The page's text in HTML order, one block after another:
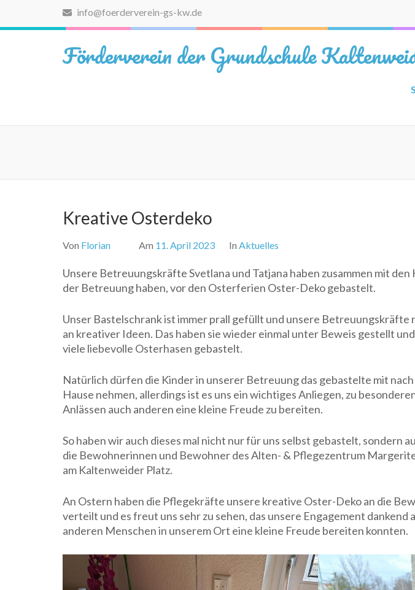
(Eingabetaste
info@foerderverein-gs-kw.de
Förderverein der Grundschule
Kreative Osterdeko
Von Florian Am 11. April 2023 In Aktuelles
Unsere Betreuungskräfte Svetlana und Tatjana haben zusammen mit den
der Betreuung haben, vor den Osterferien Oster-Deko gebastelt.
Unser Bastelschrank ist immer prall gefüllt und unsere Betreuungskräfte
an kreativer Ideen. Das haben sie wieder einmal unter Beweis gestellt
viele liebevolle Osterhasen gebastelt.
Natürlich dürfen die Kinder in unserer Betreuung das gebastelte mit nach
Hause nehmen, allerdings ist es uns ein wichtiges Anliegen, zu
Anlässen auch anderen eine kleine Freude zu bereiten.
So haben wir auch dieses mal nicht nur für uns selbst gebastelt, sondern
die Bewohnerinnen und Bewohner des Alten- & Pflegezentrum
am Kaltenweider Platz.
An Ostern haben die Pflegekräfte unsere kreative Oster-Deko an die
verteilt und es freut uns sehr zu sehen, das unsere Engagement dankend
anderen Menschen in unserem Ort eine kleine Freude bereiten konnten.